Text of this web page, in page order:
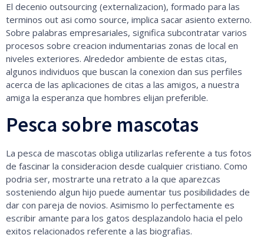
El decenio outsourcing (externalizacion), formado para las
terminos out asi como source, implica sacar asiento externo.
Sobre palabras empresariales, significa subcontratar varios
procesos sobre creacion indumentarias zonas de local en
niveles exteriores. Alrededor ambiente de estas citas,
algunos individuos que buscan la conexion dan sus perfiles
acerca de las aplicaciones de citas a las amigos, a nuestra
amiga la esperanza que hombres elijan preferible.
Pesca sobre mascotas
La pesca de mascotas obliga utilizarlas referente a tus fotos
de fascinar la consideracion desde cualquier cristiano. Como
podria ser, mostrarte una retrato a la que aparezcas
sosteniendo algun hijo puede aumentar tus posibilidades de
dar con pareja de novios. Asimismo lo perfectamente es
escribir amante para los gatos desplazandolo hacia el pelo
exitos relacionados referente a las biografias.